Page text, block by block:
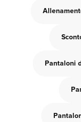
Pantaloni